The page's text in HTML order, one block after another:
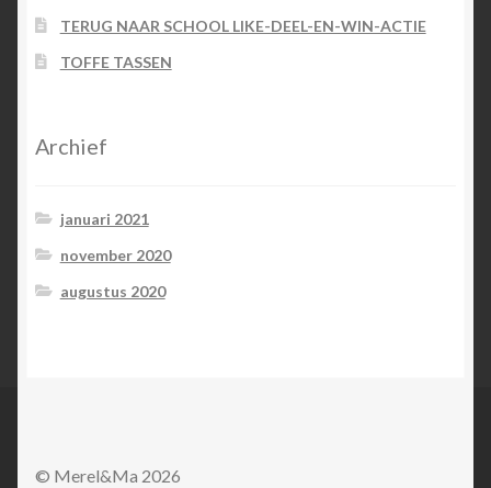
TERUG NAAR SCHOOL LIKE-DEEL-EN-WIN-ACTIE
TOFFE TASSEN
Archief
januari 2021
november 2020
augustus 2020
© Merel&Ma 2026